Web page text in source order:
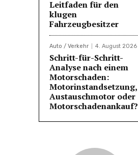
Leitfaden für den
klugen
Fahrzeugbesitzer
Auto / Verkehr 4. August 2026
Schritt-für-Schritt-
Analyse nach einem
Motorschaden:
Motorinstandsetzung,
Austauschmotor oder
Motorschadenankauf?